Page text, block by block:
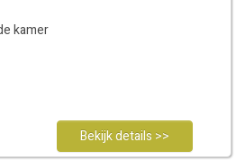
kamer
Bekijk details >>